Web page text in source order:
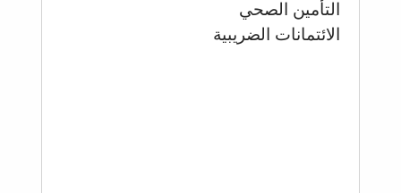
التأمين الصحي
الائتمانات الضريبية